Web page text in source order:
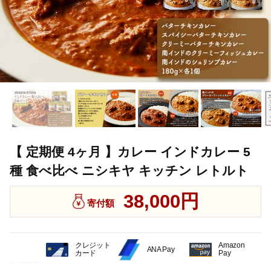
【 定期便 4ヶ月 】カレー インドカレー 5
種 食べ比べ ニシキヤ キッチン レトルト
寄付額 38,000円
クレジット
カード
ANA Pay
Amazon
Pay